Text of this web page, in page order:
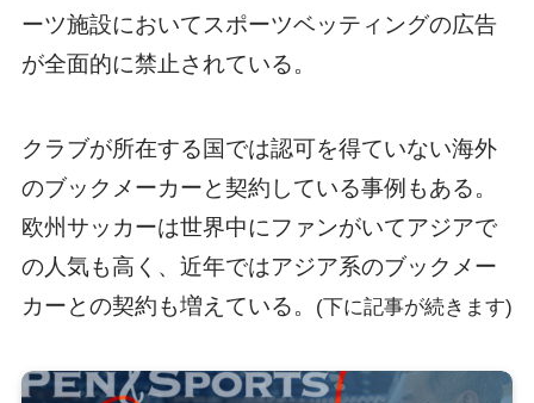
ーツ施設においてスポーツベッティングの広告
が全面的に禁止されている。
クラブが所在する国では認可を得ていない海外
のブックメーカーと契約している事例もある。
欧州サッカーは世界中にファンがいてアジアで
の人気も高く、近年ではアジア系のブックメー
カーとの契約も増えている。
(下に記事が続きます)